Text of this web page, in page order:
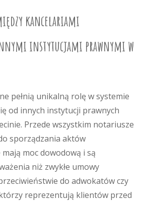
kancelariami
instytucjami prawnymi w
pełnią unikalną rolę w systemie
od innych instytucji prawnych
Przede wszystkim notariusze
sporządzania aktów
moc dowodową i są
niż zwykłe umowy
do adwokatów czy
reprezentują klientów przed